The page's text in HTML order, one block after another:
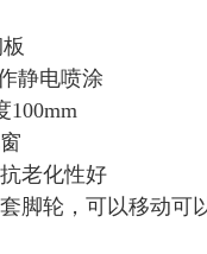
静电喷涂
100mm
老化性好
脚轮，可以移动可